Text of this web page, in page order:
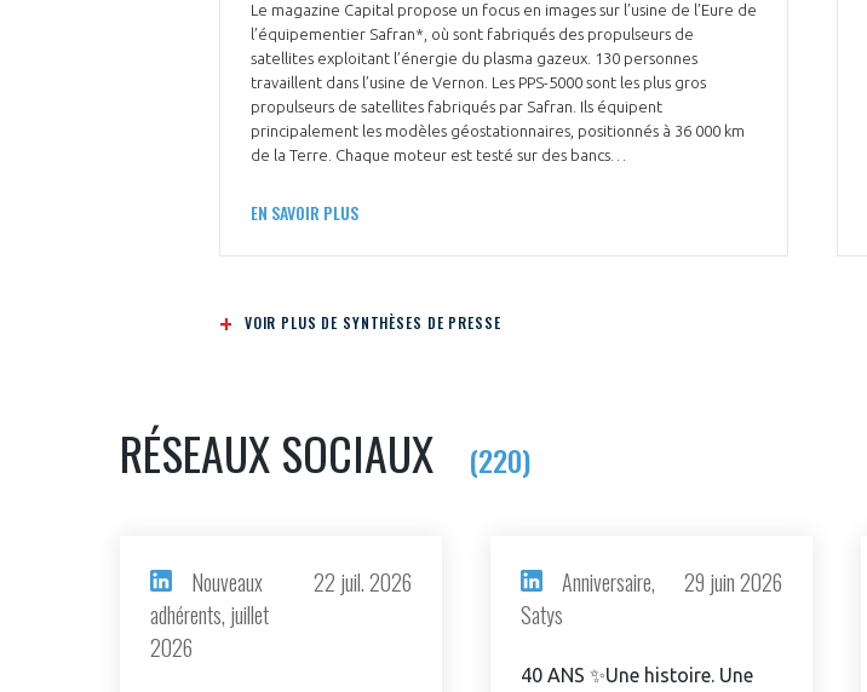
Le magazine Capital propose un focus en images sur l’usine de l’Eure de
l’équipementier Safran*, où sont fabriqués des propulseurs de
satellites exploitant l’énergie du plasma gazeux. 130 personnes
travaillent dans l’usine de Vernon. Les PPS-5000 sont les plus gros
propulseurs de satellites fabriqués par Safran. Ils équipent
principalement les modèles géostationnaires, positionnés à 36 000 km
de la Terre. Chaque moteur est testé sur des bancs…
EN SAVOIR PLUS
VOIR PLUS DE SYNTHÈSES DE PRESSE
RÉSEAUX SOCIAUX (220)
Nouveaux
adhérents, juillet
2026
22 juil. 2026
Anniversaire,
Satys
29 juin 2026
40 ANS ✨Une histoire. Une